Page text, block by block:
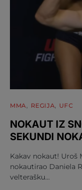
MMA REGIJA UFC
NOKAUT IZ
SEKUNDI
Kakav nokaut! Uroš
nokautirao Daniela
velterašku…